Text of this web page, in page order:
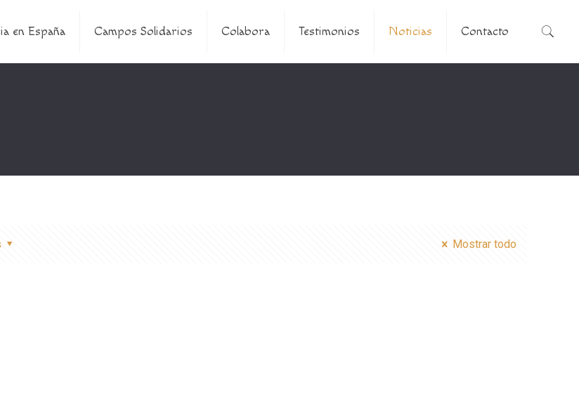
en España Campos Solidarios Colabora Testimonios Noticias Contacto
Mostrar todo